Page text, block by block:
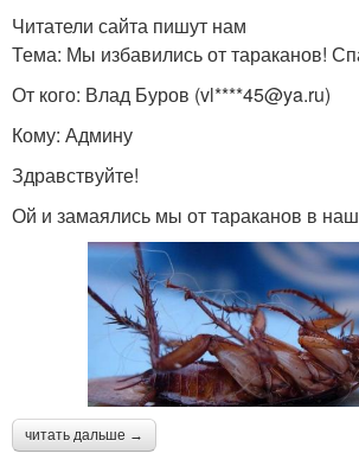
Читатели сайта пишут нам
Тема: Мы избавились от тараканов!
От кого: Влад Буров (vl****45@ya.ru)
Кому: Админу
Здравствуйте!
Ой и замаялись мы от тараканов в
читать дальше →